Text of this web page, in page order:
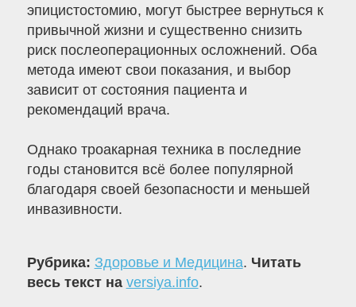
эпицистостомию, могут быстрее вернуться к
привычной жизни и существенно снизить
риск послеоперационных осложнений. Оба
метода имеют свои показания, и выбор
зависит от состояния пациента и
рекомендаций врача.
Однако троакарная техника в последние
годы становится всё более популярной
благодаря своей безопасности и меньшей
инвазивности.
Рубрика: Здоровье и Медицина. Читать
весь текст на versiya.info.